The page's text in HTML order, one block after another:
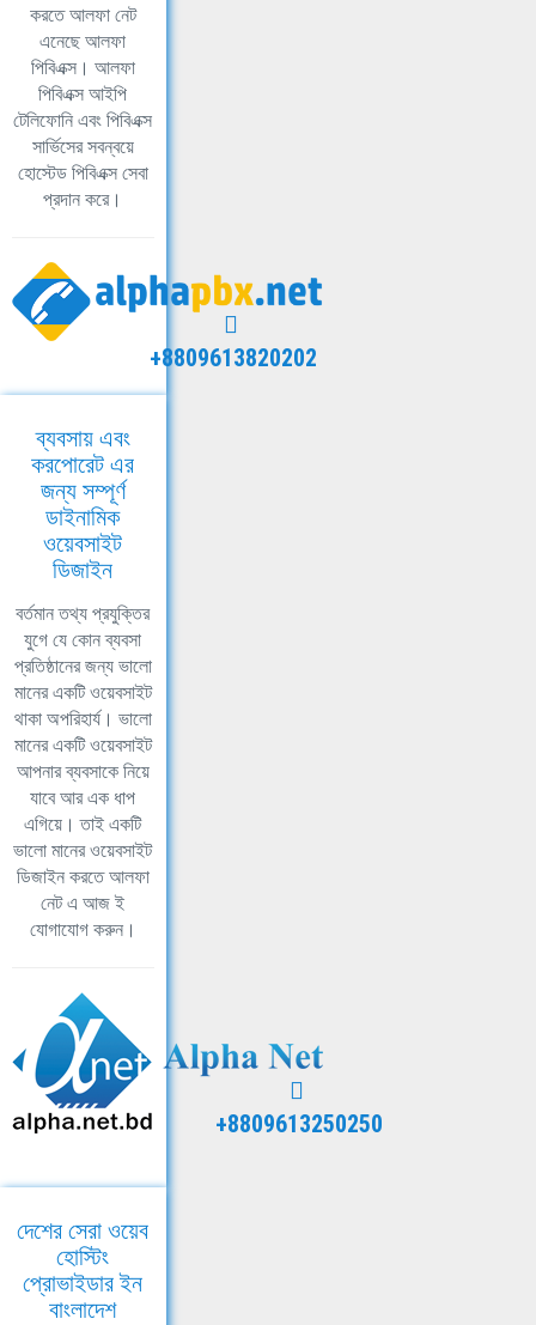
করতে আলফা নেট
এনেছে আলফা
পিবিএক্স। আলফা
পিবিএক্স আইপি
টেলিফোনি এবং পিবিএক্স
সার্ভিসের সবন্বয়ে
হোস্টেড পিবিএক্স সেবা
প্রদান করে।
+8809613820202
ব্যবসায় এবং
করপোরেট এর
জন্য সম্পূর্ণ
ডাইনামিক
ওয়েবসাইট
ডিজাইন
বর্তমান তথ্য প্রযুক্তির
যুগে যে কোন ব্যবসা
প্রতিষ্ঠানের জন্য ভালো
মানের একটি ওয়েবসাইট
থাকা অপরিহার্য। ভালো
মানের একটি ওয়েবসাইট
আপনার ব্যবসাকে নিয়ে
যাবে আর এক ধাপ
এগিয়ে। তাই একটি
ভালো মানের ওয়েবসাইট
ডিজাইন করতে আলফা
নেট এ আজ ই
যোগাযোগ করুন।
+8809613250250
দেশের সেরা ওয়েব
হোস্টিং
প্রোভাইডার ইন
বাংলাদেশ